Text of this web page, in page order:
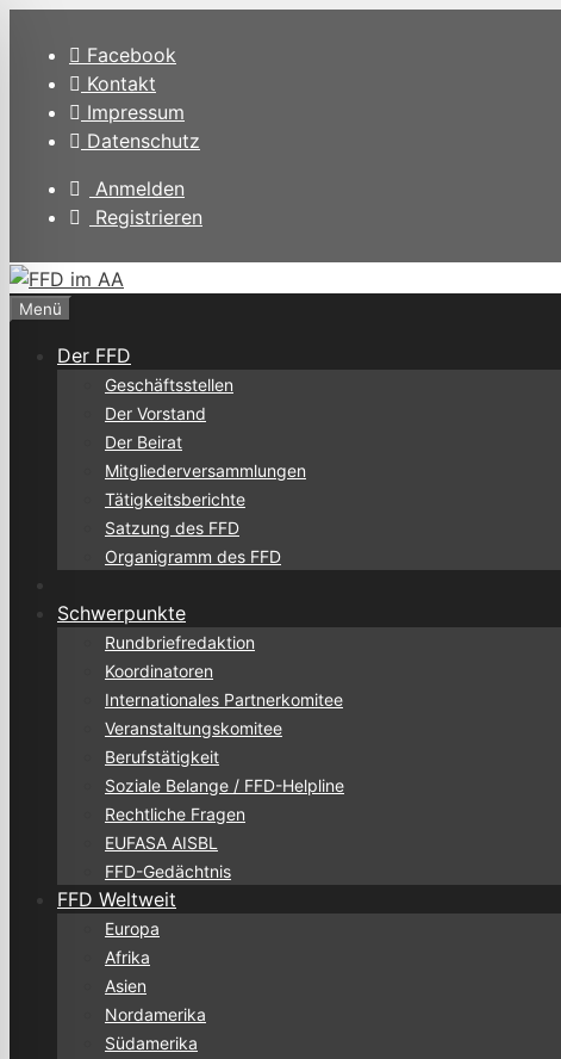
Inhalt
springen
Facebook
Kontakt
Impressum
Datenschutz
Anmelden
Registrieren
Menü
Der FFD
Geschäftsstellen
Der Vorstand
Der Beirat
Mitgliederversammlungen
Tätigkeitsberichte
Satzung des FFD
Organigramm des FFD
Schwerpunkte
Rundbriefredaktion
Koordinatoren
Internationales Partnerkomitee
Veranstaltungskomitee
Berufstätigkeit
Soziale Belange / FFD-Helpline
Rechtliche Fragen
EUFASA AISBL
FFD-Gedächtnis
FFD Weltweit
Europa
Afrika
Asien
Nordamerika
Südamerika